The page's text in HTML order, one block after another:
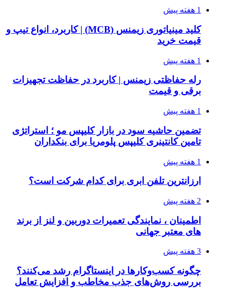
1 هفته پیش
کلید مینیاتوری زیمنس (MCB) | کاربرد، انواع تیپ و
قیمت خرید
1 هفته پیش
رله حفاظتی زیمنس | کاربرد در حفاظت تجهیزات
برقی و قیمت
1 هفته پیش
تضمین حاشیه سود در بازار کلیپس مو ؛ استراتژی
تامین کانتینری کلیپس پلومریا برای بنکداران
1 هفته پیش
ارزانترین تلفن ابری برای کدام شرکت است؟
2 هفته پیش
اطمینان ، نمایندگی تعمیرات دوربین و لنز از برند
های معتبر جهانی
3 هفته پیش
چگونه کسب‌وکارها در اینستاگرام رشد می‌کنند؟
بررسی روش‌های جذب مخاطب و افزایش تعامل